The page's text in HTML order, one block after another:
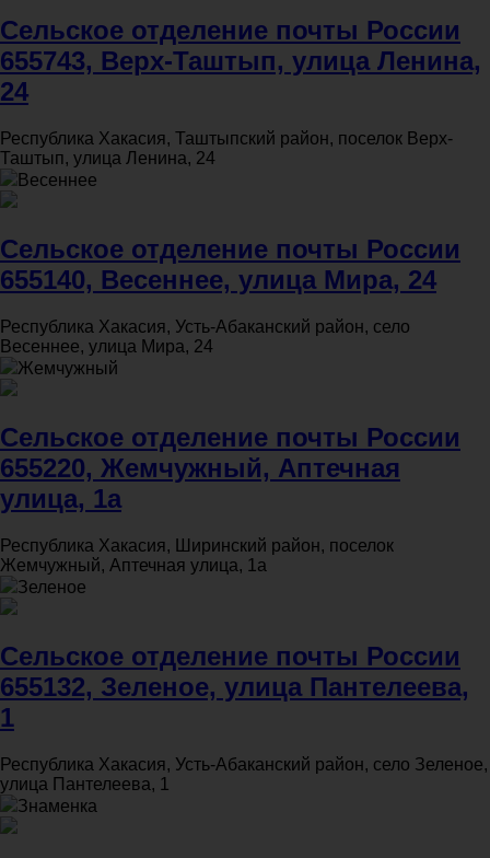
Сельское отделение почты России
655743, Верх-Таштып, улица Ленина,
24
Республика Хакасия, Таштыпский район, поселок Верх-
Таштып, улица Ленина, 24
Весеннее
Сельское отделение почты России
655140, Весеннее, улица Мира, 24
Республика Хакасия, Усть-Абаканский район, село
Весеннее, улица Мира, 24
Жемчужный
Сельское отделение почты России
655220, Жемчужный, Аптечная
улица, 1а
Республика Хакасия, Ширинский район, поселок
Жемчужный, Аптечная улица, 1а
Зеленое
Сельское отделение почты России
655132, Зеленое, улица Пантелеева,
1
Республика Хакасия, Усть-Абаканский район, село Зеленое,
улица Пантелеева, 1
Знаменка